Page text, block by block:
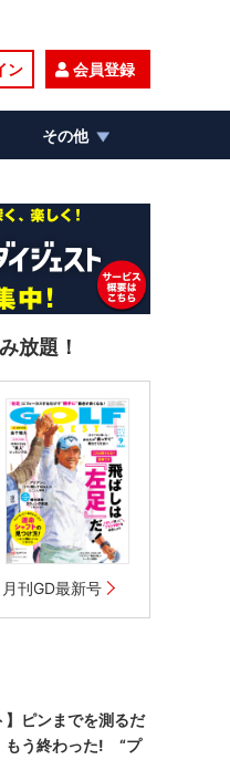
ン 会員登録
その他
放題！
月刊GD最新号
】ピンまでを測るだ
もう終わった! “プ